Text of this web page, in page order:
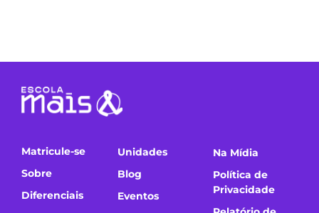
Matricule-se
Sobre
Diferenciais
Unidades
Blog
Eventos
Na Mídia
Política de
Privacidade